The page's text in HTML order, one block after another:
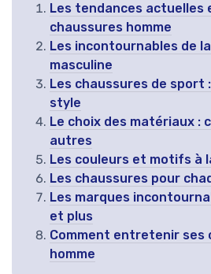
Les tendances actuelles
chaussures homme
Les incontournables de
masculine
Les chaussures de
style
Le choix des matériaux :
autres
Les couleurs et motifs à
Les chaussures pour
Les marques
et plus
Comment entretenir ses
homme